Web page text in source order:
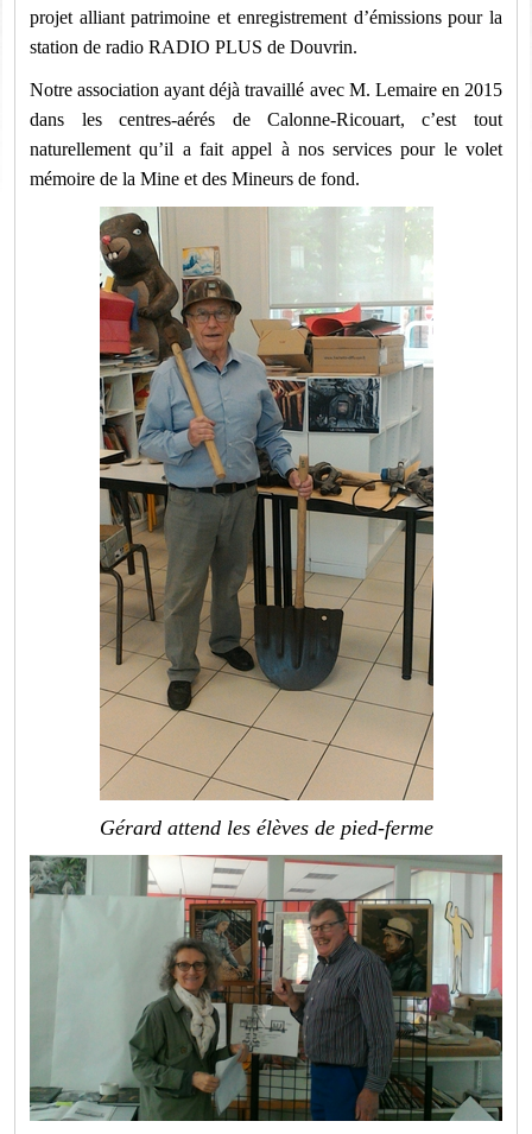
projet alliant patrimoine et enregistrement d’émissions pour la
station de radio RADIO PLUS de Douvrin.
Notre association ayant déjà travaillé avec M. Lemaire en 2015
dans les centres-aérés de Calonne-Ricouart, c’est tout
naturellement qu’il a fait appel à nos services pour le volet
mémoire de la Mine et des Mineurs de fond.
Gérard attend les élèves de pied-ferme